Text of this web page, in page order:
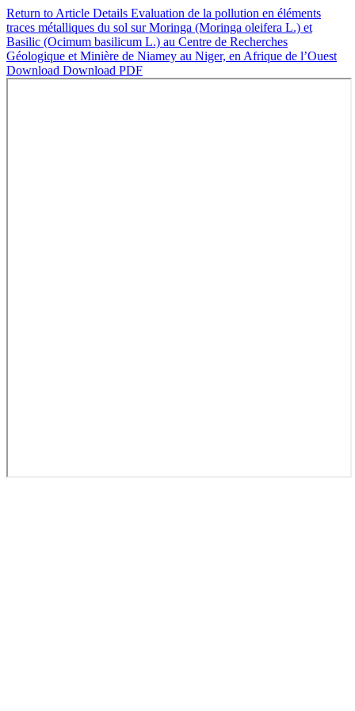
Return to Article Details Evaluation de la pollution en éléments
traces métalliques du sol sur Moringa (Moringa oleifera L.) et
Basilic (Ocimum basilicum L.) au Centre de Recherches
Géologique et Minière de Niamey au Niger, en Afrique de l’Ouest
Download Download PDF